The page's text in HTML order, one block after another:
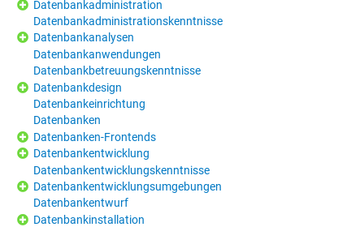
Datenbankadministration
Datenbankadministrationskenntnisse
Datenbankanalysen
Datenbankanwendungen
Datenbankbetreuungskenntnisse
Datenbankdesign
Datenbankeinrichtung
Datenbanken
Datenbanken-Frontends
Datenbankentwicklung
Datenbankentwicklungskenntnisse
Datenbankentwicklungsumgebungen
Datenbankentwurf
Datenbankinstallation